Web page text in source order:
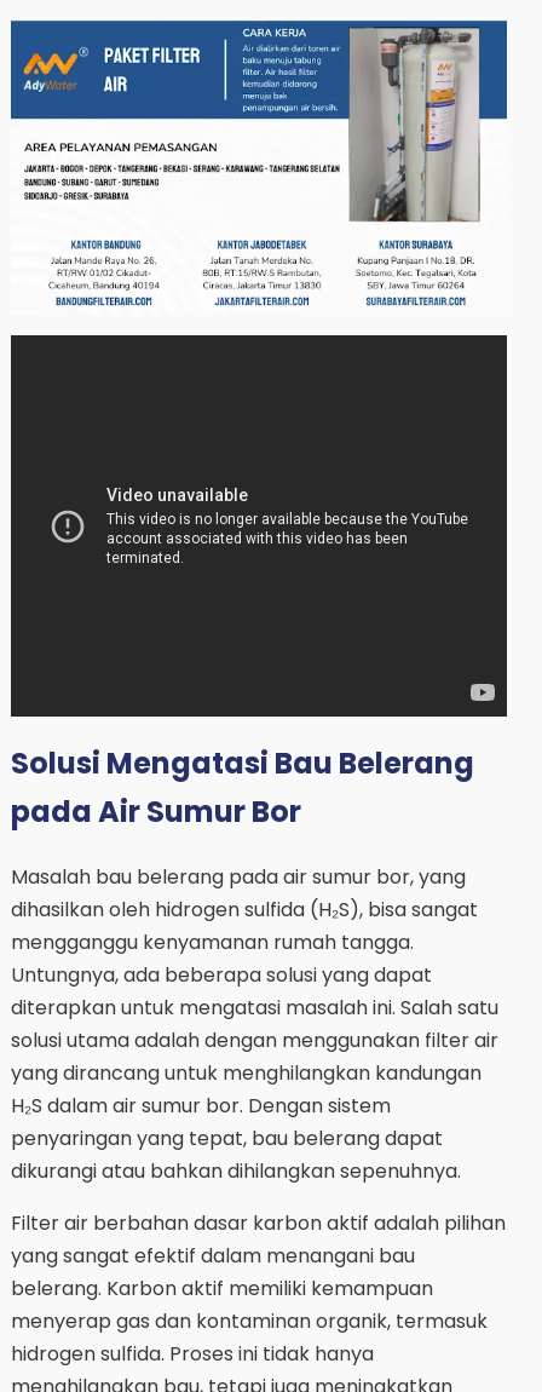
Solusi Mengatasi Bau Belerang
pada Air Sumur Bor
Masalah bau belerang pada air sumur bor, yang
dihasilkan oleh hidrogen sulfida (H₂S), bisa sangat
mengganggu kenyamanan rumah tangga.
Untungnya, ada beberapa solusi yang dapat
diterapkan untuk mengatasi masalah ini. Salah satu
solusi utama adalah dengan menggunakan filter air
yang dirancang untuk menghilangkan kandungan
H₂S dalam air sumur bor. Dengan sistem
penyaringan yang tepat, bau belerang dapat
dikurangi atau bahkan dihilangkan sepenuhnya.
Filter air berbahan dasar karbon aktif adalah pilihan
yang sangat efektif dalam menangani bau
belerang. Karbon aktif memiliki kemampuan
menyerap gas dan kontaminan organik, termasuk
hidrogen sulfida. Proses ini tidak hanya